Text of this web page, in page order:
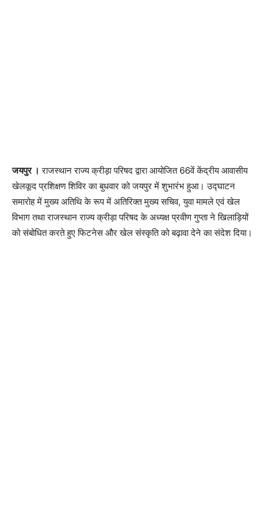
जयपुर । राजस्थान राज्य क्रीड़ा परिषद द्वारा आयोजित 66वें केंद्रीय आवासीय
खेलकूद प्रशिक्षण शिविर का बुधवार को जयपुर में शुभारंभ हुआ। उद्घाटन
समारोह में मुख्य अतिथि के रूप में अतिरिक्त मुख्य सचिव, युवा मामले एवं खेल
विभाग तथा राजस्थान राज्य क्रीड़ा परिषद के अध्यक्ष प्रवीण गुप्ता ने खिलाड़ियों
को संबोधित करते हुए फिटनेस और खेल संस्कृति को बढ़ावा देने का संदेश दिया।